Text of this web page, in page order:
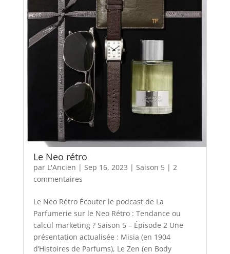
Le Neo rétro
par L'Ancien | Sep 16, 2023 | Saison 5| 2
commentaires
Le Neo Rétro Écouter le podcast de La
Parfumerie sur le Neo Rétro : Tendance ou
calcul marketing ? Saison 5 – Épisode 2 Une
présentation actualisée : Misia (en 1904
d’Histoires de Parfums), Le Zen (en Body